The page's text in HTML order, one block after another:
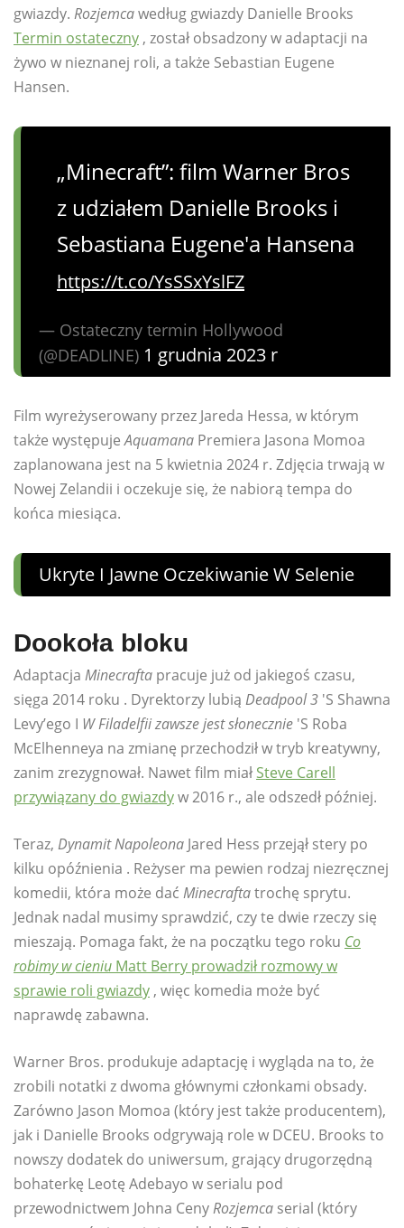
gwiazdy. Rozjemcawedług gwiazdy Danielle Brooks
Termin ostateczny , został obsadzony w adaptacji na
żywo w nieznanej roli, a także Sebastian Eugene
Hansen.
„Minecraft”: film Warner Bros
z udziałem Danielle Brooks i
Sebastiana Eugene'a Hansena
https://t.co/YsSSxYslFZ
— Ostateczny termin Hollywood
(@DEADLINE) 1 grudnia 2023 r
Film wyreżyserowany przez Jareda Hessa, w którym
także występujeAquamana Premiera Jasona Momoa
zaplanowana jest na 5 kwietnia 2024 r. Zdjęcia trwają w
Nowej Zelandii i oczekuje się, że nabiorą tempa do
końca miesiąca.
Ukryte I Jawne Oczekiwanie W Selenie
Dookoła bloku
Adaptacja Minecrafta pracuje już od jakiegoś czasu,
sięga 2014 roku . Dyrektorzy lubią Deadpool 3 'S Shawna
Levy’ego I W Filadelfii zawsze jest słonecznie 'S Roba
McElhenneya na zmianę przechodził w tryb kreatywny,
zanim zrezygnował. Nawet film miał Steve Carell
przywiązany do gwiazdyw 2016 r., ale odszedł później.
Teraz, Dynamit Napoleona Jared Hess przejął stery po
kilku opóźnienia . Reżyser ma pewien rodzaj niezręcznej
komedii, która może dać Minecraftatrochę sprytu.
Jednak nadal musimy sprawdzić, czy te dwie rzeczy się
mieszają. Pomaga fakt, że na początku tego roku Co
robimy w cieniu Matt Berry prowadził rozmowy w
sprawie roli gwiazdy , więc komedia może być
naprawdę zabawna.
Warner Bros. produkuje adaptację i wygląda na to, że
zrobili notatki z dwoma głównymi członkami obsady.
Zarówno Jason Momoa (który jest także producentem),
jak i Danielle Brooks odgrywają role w DCEU. Brooks to
nowszy dodatek do uniwersum, grający drugorzędną
bohaterkę Leotę Adebayo w serialu pod
przewodnictwem Johna CenyRozjemca serial (który